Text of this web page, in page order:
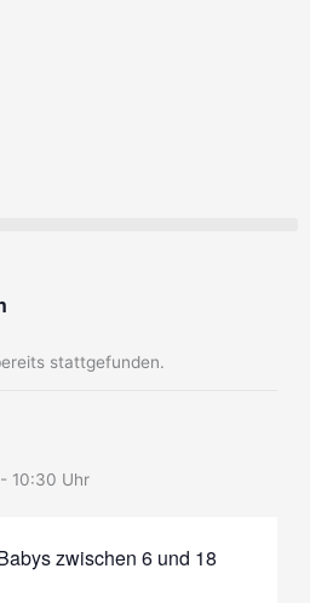
stattgefunden.
- 10:30 Uhr
zwischen 6 und 18